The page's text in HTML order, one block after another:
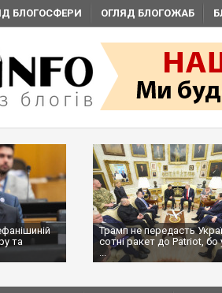
БЛОГОСФЕРИ ОГЛЯД БЛОГОЖАБ
та
Трамп не передасть
сотні ракет до Patriot,
...